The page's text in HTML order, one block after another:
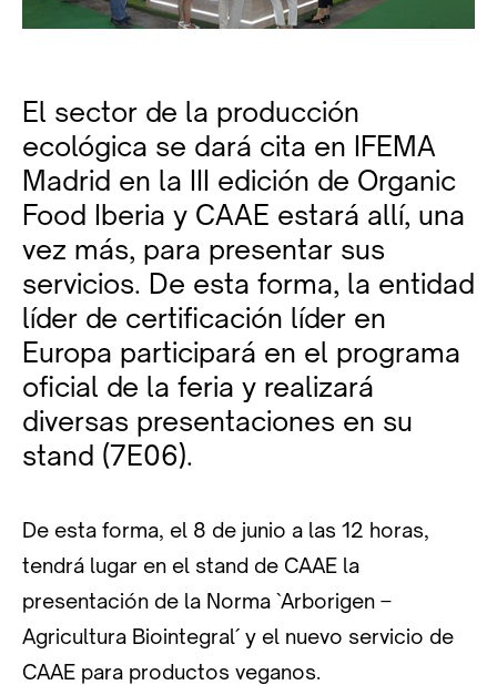
El sector de la producción
ecológica se dará cita en IFEMA
Madrid en la III edición de Organic
Food Iberia y CAAE estará allí, una
vez más, para presentar sus
servicios. De esta forma, la entidad
líder de certificación líder en
Europa participará en el programa
oficial de la feria y realizará
diversas presentaciones en su
stand (7E06).
De esta forma, el 8 de junio a las 12 horas,
tendrá lugar en el stand de CAAE la
presentación de la Norma `Arborigen –
Agricultura Biointegral´ y el nuevo servicio de
CAAE para productos veganos.